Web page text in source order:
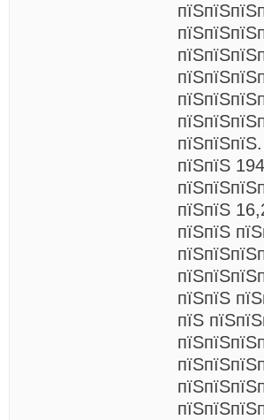
пїЅпїЅ
пїЅпїЅ
пїЅпїЅ
пїЅпїЅ
пїЅ